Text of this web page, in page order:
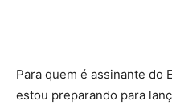
Para quem é assinante do
estou preparando para